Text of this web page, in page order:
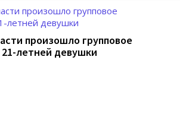
произошло групповое
летней девушки